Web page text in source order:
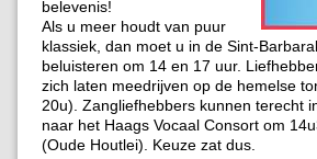
belevenis!
Als u meer houdt van puur
klassiek, dan moet u in de Sint-
beluisteren om 14 en 17 uur.
zich laten meedrijven op de hemelse
20u). Zangliefhebbers kunnen terecht
naar het Haags Vocaal Consort om
(Oude Houtlei). Keuze zat dus.